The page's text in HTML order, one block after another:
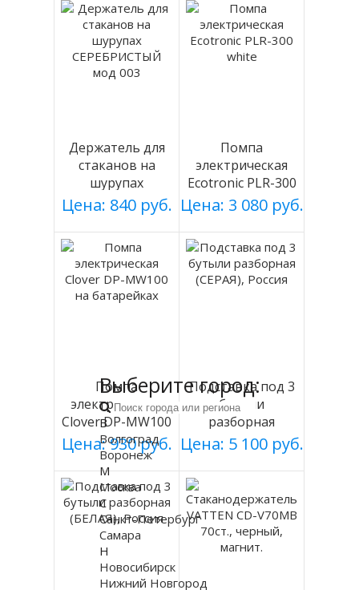
Держатель для
стаканов на
шурупах
СЕРЕБРИСТЫЙ
мод 003
Цена: 840 руб.
Помпа
электрическая
Ecotronic PLR-300
white
Цена: 3 080 руб.
Помпа
электрическая
Clover DP-MW100
на батарейках
Цена: 930 руб.
Подставка под 3
бутыли
разборная
(СЕРАЯ), Россия
Цена: 5 100 руб.
Выберите город:
В
Волгоград
Воронеж
М
Москва
С
Санкт-Петербург
Самара
Н
Новосибирск
Нижний Новгород